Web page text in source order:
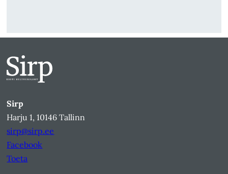
Sirp
Harju 1, 10146 Tallinn
sirp@sirp.ee
Facebook
Toeta